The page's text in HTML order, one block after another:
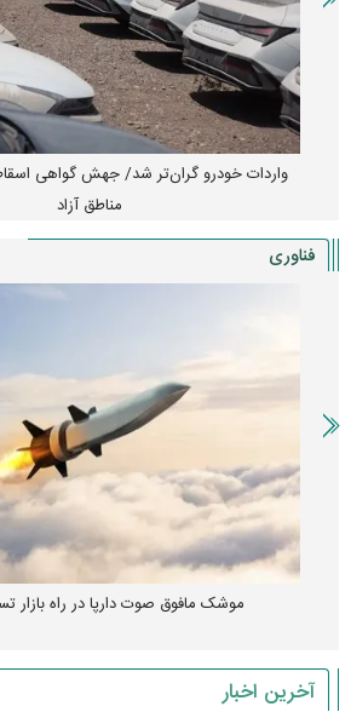
واردات خودرو گران‌تر شد/ جهش گواهی
مناطق آزاد
فناوری
موشک مافوق صوت دارپا در راه بازار
آخرین اخبار